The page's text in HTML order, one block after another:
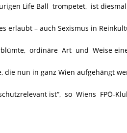
Life Ball trompetet, ist
erlaubt – auch Sexismus in
ordinäre Art und Weise
die nun in ganz Wien aufgehängt
ist“, so Wiens FPÖ-